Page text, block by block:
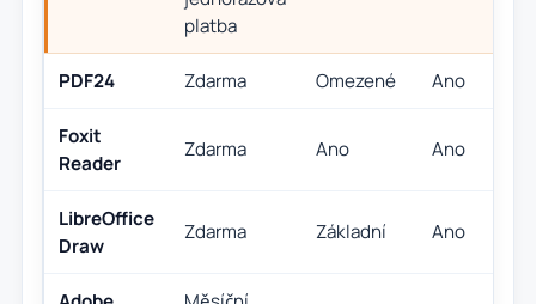
platba
PDF24 Zdarma Omezené Ano
Foxit
Reader
Zdarma Ano Ano
LibreOffice
Draw
Zdarma Základní Ano